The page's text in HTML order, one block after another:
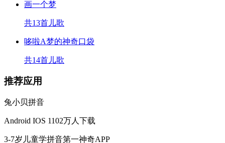
画一个梦
共13首儿歌
哆啦A梦的神奇口袋
共14首儿歌
推荐应用
兔小贝拼音
Android IOS 1102万人下载
3-7岁儿童学拼音第一神奇APP